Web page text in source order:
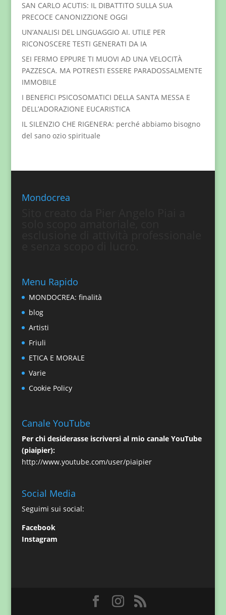
SAN CARLO ACUTIS: IL DIBATTITO SULLA SUA
PRECOCE CANONIZZIONE OGGI
UN’ANALISI DEL LINGUAGGIO AI. UTILE PER
RICONOSCERE TESTI GENERATI DA IA
SEI FERMO EPPURE TI MUOVI AD UNA VELOCITÀ
PAZZESCA. MA POTRESTI ESSERE PARADOSSALMENTE
IMMOBILE
I BENEFICI PSICOSOMATICI DELLA SANTA MESSA E
DELL’ADORAZIONE EUCARISTICA
IL SILENZIO CHE RIGENERA: perché abbiamo bisogno
del sano ozio spirituale
Mondocrea
Menu Rapido
MONDOCREA: finalità
blog
Artisti
Friuli
ETICA E MORALE
Varie
Cookie Policy
Canale YouTube
Per chi desiderasse iscriversi al mio canale YouTube
(piaipier):
http://www.youtube.com/user/piaipier
Social Media
Seguimi sui social:
Facebook
Instagram